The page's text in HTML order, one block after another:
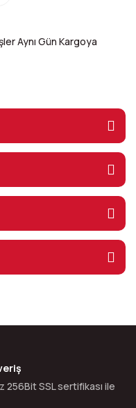
Aynı Gün Kargoya
256Bit SSL sertifikası ile